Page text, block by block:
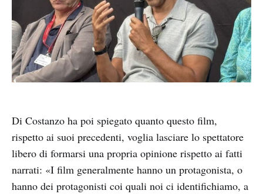
Di Costanzo ha poi spiegato quanto questo film,
rispetto ai suoi precedenti, voglia lasciare lo spettatore
libero di formarsi una propria opinione rispetto ai fatti
narrati: «I film generalmente hanno un protagonista, o
hanno dei protagonisti coi quali noi ci identifichiamo, a